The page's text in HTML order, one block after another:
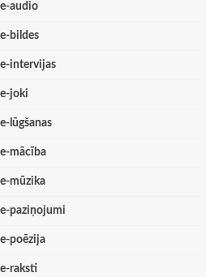
e-audio
e-bildes
e-intervijas
e-joki
e-lūgšanas
e-mācība
e-mūzika
e-paziņojumi
e-poēzija
e-raksti